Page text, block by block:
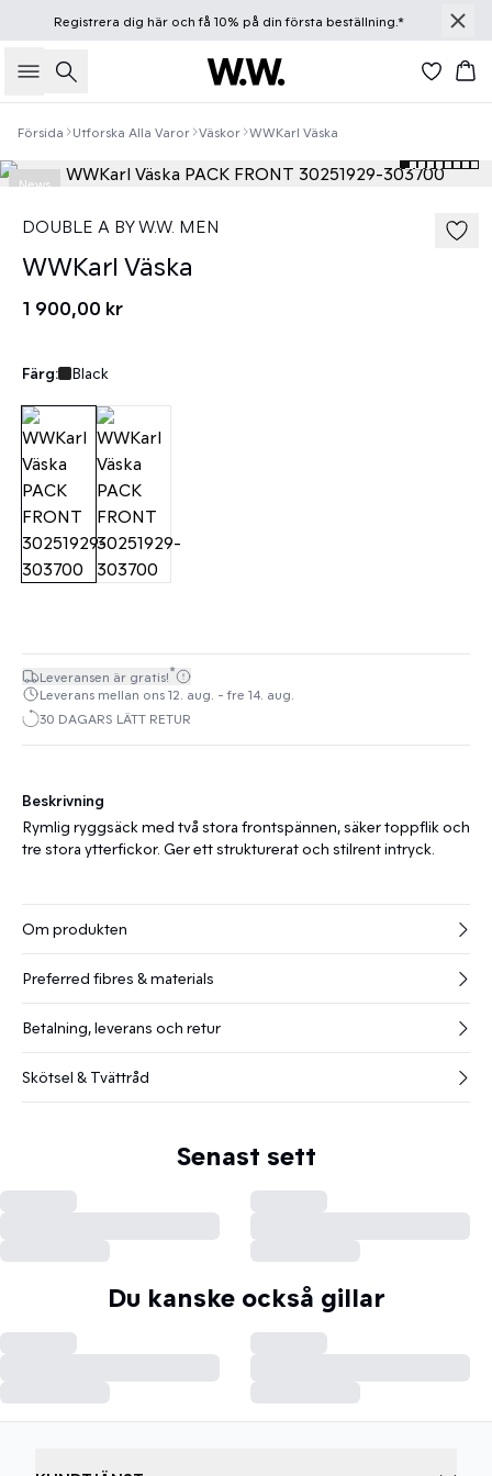
Registrera dig häroch få 10% på din första beställning.*
Sök
Försida Utforska Alla Varor Väskor WWKarl Väska
News
DOUBLE A BY W.W. MEN
WWKarl Väska
1 900,00 kr
Färg: Black
Leveransen är gratis!*
Leverans mellan ons 12. aug. - fre 14. aug.
30 DAGARS LÄTT RETUR
Beskrivning
Rymlig ryggsäck med två stora frontspännen, säker toppflik och
tre stora ytterfickor. Ger ett strukturerat och stilrent intryck.
Om produkten
Preferred fibres & materials
Betalning, leverans och retur
Skötsel & Tvättråd
Senast sett
Du kanske också gillar